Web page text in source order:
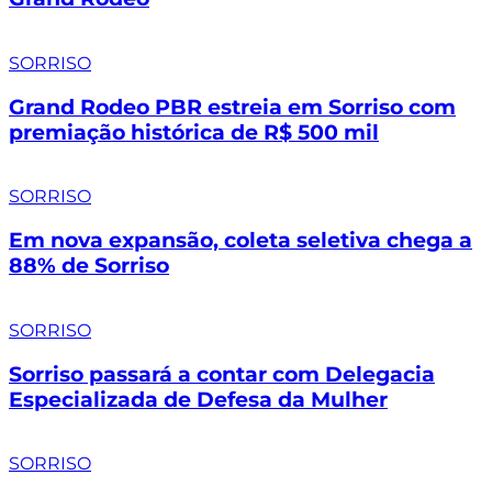
SORRISO
Grand Rodeo PBR estreia em Sorriso com
premiação histórica de R$ 500 mil
SORRISO
Em nova expansão, coleta seletiva chega a
88% de Sorriso
SORRISO
Sorriso passará a contar com Delegacia
Especializada de Defesa da Mulher
SORRISO